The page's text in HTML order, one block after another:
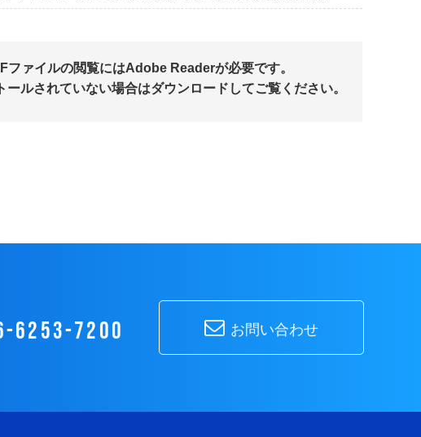
ファイルの閲覧にはAdobe Readerが必要です。
ルされていない場合はダウンロードしてご覧ください。
6253-7200 お問い合わせ